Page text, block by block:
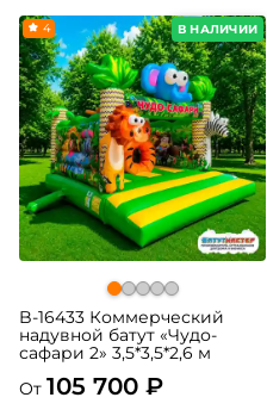
В НАЛИЧИИ
4
B-16433 Коммерческий
надувной батут «Чудо-
сафари 2» 3,5*3,5*2,6 м
От 105 700 ₽